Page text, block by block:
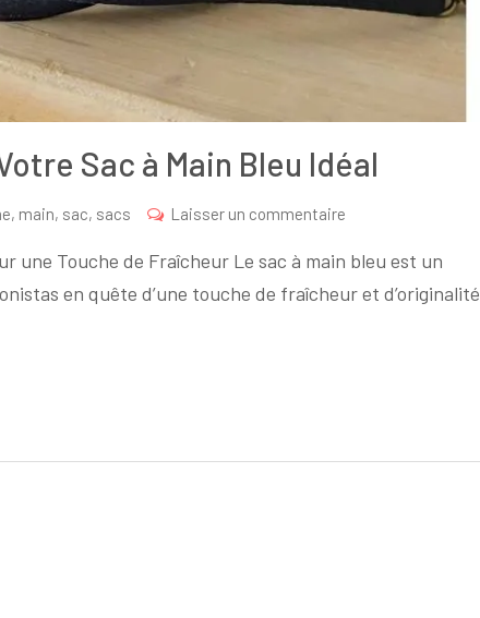
Sac à Main Bleu Idéal
, main, sac, sacs Laisser un commentaire
en
Bleu
Main
une Touche de Fraîcheur Le sac à main bleu est un
en quête d’une touche de fraîcheur et d’originalité